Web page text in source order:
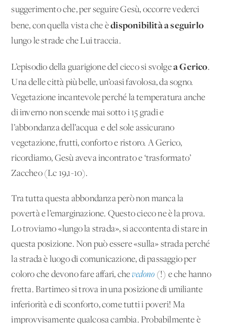
suggerimento che, per seguire Gesù, occorre vederci
bene, con quella vista che èdisponibilità a seguirlo
lungo le strade che Lui traccia.
L’episodio della guarigione del cieco si svolgea Gerico.
Una delle città più belle, un’oasi favolosa, da sogno.
Vegetazione incantevole perché la temperatura anche
di inverno non scende mai sotto i 15 gradi e
l’abbondanza dell’acqua e del sole assicurano
vegetazione, frutti, conforto e ristoro. A Gerico,
ricordiamo, Gesù aveva incontrato e ‘trasformato’
Zaccheo (Lc 19,1-10).
Tra tutta questa abbondanza però non manca la
povertà e l’emarginazione. Questo cieco ne è la prova.
Lo troviamo «lungo la strada», si accontenta di stare in
questa posizione. Non può essere «sulla» strada perché
la strada è luogo di comunicazione, di passaggio per
coloro che devono fare affari, chevedono (!) e che hanno
fretta. Bartimeo si trova in una posizione di umiliante
inferiorità e di sconforto, come tutti i poveri! Ma
improvvisamente qualcosa cambia. Probabilmente è